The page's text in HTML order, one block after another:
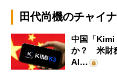
田代尚機のチャイ
中国「Kimi
か？ 米財
AI…